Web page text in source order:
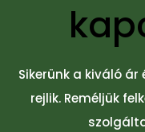
Sikerünk a kiváló
rejlik. Reméljük